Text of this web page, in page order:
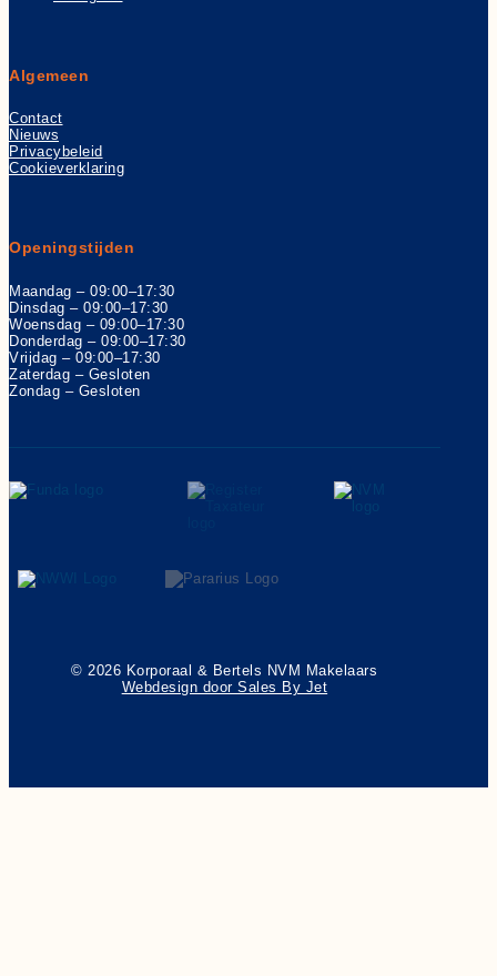
Algemeen
Contact
Nieuws
Privacybeleid
Cookieverklaring
Openingstijden
Maandag – 09:00–17:30
Dinsdag – 09:00–17:30
Woensdag – 09:00–17:30
Donderdag – 09:00–17:30
Vrijdag – 09:00–17:30
Zaterdag – Gesloten
Zondag – Gesloten
© 2026 Korporaal & Bertels NVM Makelaars
Webdesign door Sales By Jet